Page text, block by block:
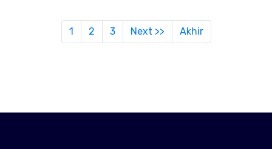
1(current)
2 3 Next >> Akhir